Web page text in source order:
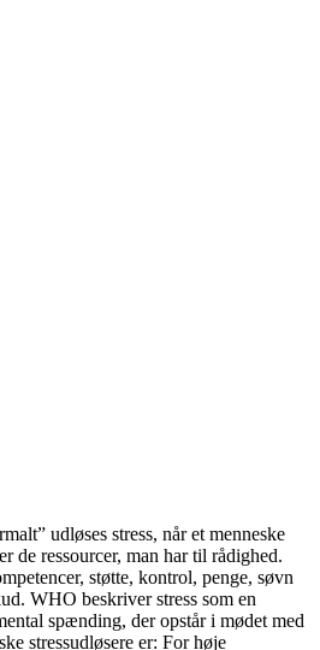
udløses stress, når et menneske
de ressourcer, man har til rådighed.
støtte, kontrol, penge, søvn
WHO beskriver stress som en
spænding, der opstår i mødet med
stressudløsere er: For høje